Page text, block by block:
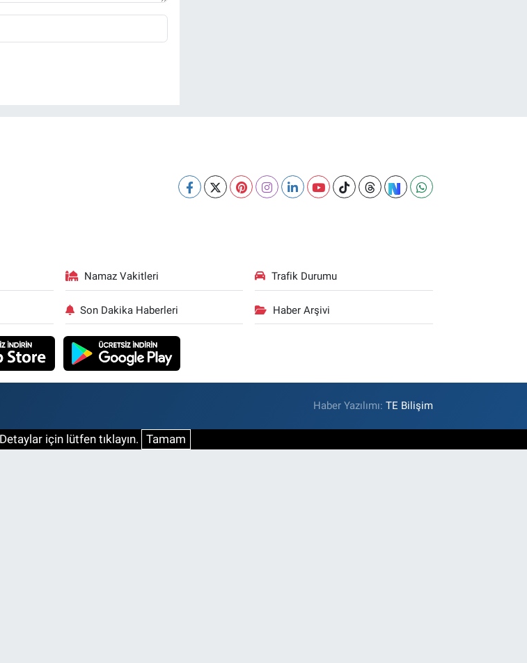
Namaz Vakitleri Trafik Durumu
Son Dakika Haberleri Haber Arşivi
Haber Yazılımı:TE Bilişim
için lütfen tıklayın. Tamam